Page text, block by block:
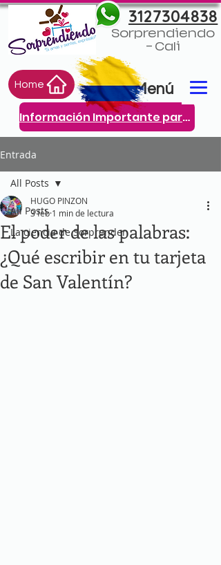
Home
3127304838
Menú
Información Importante para ti
Sorprendiendo
- Cali
Entrada
All Posts
La ciencia de Sorprender
All Posts
El poder de las palabras:
¿Qué escribir en tu tarjeta
de San Valentín?
HUGO PINZON
3 feb 1 min de lectura